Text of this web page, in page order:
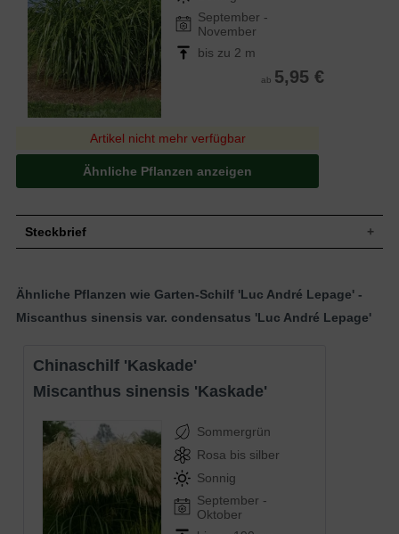
September -
November
bis zu 2 m
ab 5,95 €
Artikel nicht mehr verfügbar
Ähnliche Pflanzen anzeigen
Steckbrief
cm hoch
Wuchshöhe
bis zu 2 m
Ende zugespitzt, bis zu 200 cm lang
Frucht
Karyopse
Blütezeit
September bis November
Wurzeln
Horstartig, dicht verzweigt, keine
Ausläufer bildend
Boden
Frische, durchlässige und nahrhafte
Untergründe
Ähnliche Pflanzen wie Garten-Schilf 'Luc André Lepage' -
Miscanthus sinensis var. condensatus 'Luc André Lepage'
Chinaschilf 'Kaskade'
Miscanthus sinensis 'Kaskade'
Sommergrün
Rosa bis silber
Sonnig
September -
Oktober